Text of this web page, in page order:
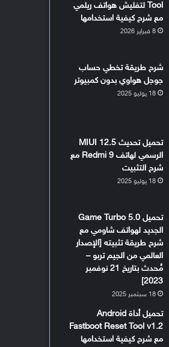
Tool لتفليش هواتف ريلمي
مع شرح كيفية استخدامها
8 فبراير 2026
شرح طريقة تخطي حساب
جوجل هواوي بدون كمبيوتر
18 يوليو 2025
تحميل تحديث MIUI 12.5
الرسمي لهاتف Redmi 9 مع
شرح التثبيت
18 يوليو 2025
تحميل Game Turbo 5.0
الجديد لهواتف شاومي مع
شرح طريقة تثبيته [الإصدار
العالمي من الجيم تربو –
مُحدث بتاريخ 21 نوفمبر
2023]
18 سبتمبر 2025
تحميل أداة Android
Fastboot Reset Tool v1.2
مع شرح كيفية استخدامها